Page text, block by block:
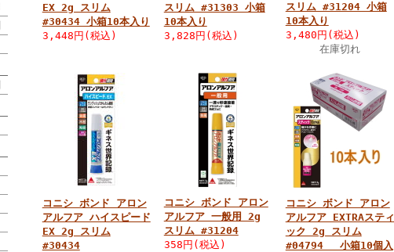
EX 2g スリム
#30434 小箱10本入り
3,448円(税込)
スリム #31303 小箱
10本入り
3,828円(税込)
スリム #31204 小箱
10本入り
3,480円(税込)
在庫切れ
コニシ ボンド アロン
アルフア ハイスピード
EX 2g スリム
#30434
コニシ ボンド アロン
アルフア 一般用 2g
スリム #31204
358円(税込)
コニシ ボンド アロン
アルフア EXTRAスティ
ック 2g スリム
#04794 小箱10個入